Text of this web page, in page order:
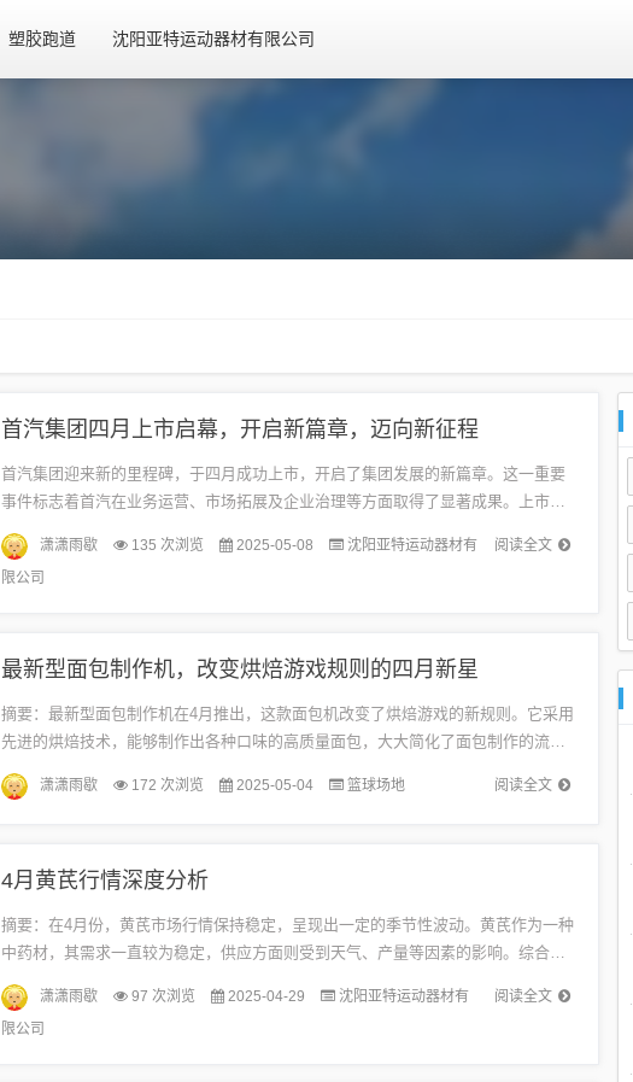
塑胶跑道 沈阳亚特运动器材有限公司
首汽集团四月上市启幕，开启新篇章，迈向新征程
首汽集团迎来新的里程碑，于四月成功上市，开启了集团发展的新篇章。这一重要
事件标志着首汽在业务运营、市场拓展及企业治理等方面取得了显著成果。上市之
路为首汽带来了更多的发展机遇和广阔空间，同时也将对其经营管理和战略规划
提...
阅读全文
潇潇雨歇 135 次浏览 2025-05-08
沈阳亚特运动器材有
限公司
最新型面包制作机，改变烘焙游戏规则的四月新星
摘要：最新型面包制作机在4月推出，这款面包机改变了烘焙游戏的新规则。它采用
先进的烘焙技术，能够制作出各种口味的高质量面包，大大简化了面包制作的流
程。使用者无需具备专业的烘焙技能，即可轻松制作出美味的面包。这一创新产
品...
阅读全文
潇潇雨歇 172 次浏览 2025-05-04 篮球场地
4月黄芪行情深度分析
摘要：在4月份，黄芪市场行情保持稳定，呈现出一定的季节性波动。黄芪作为一种
中药材，其需求一直较为稳定，供应方面则受到天气、产量等因素的影响。综合分
析市场供需状况、价格走势以及行业发展趋势，可以预测黄芪市场将继续保持稳...
阅读全文
潇潇雨歇 97 次浏览 2025-04-29
沈阳亚特运动器材有
限公司